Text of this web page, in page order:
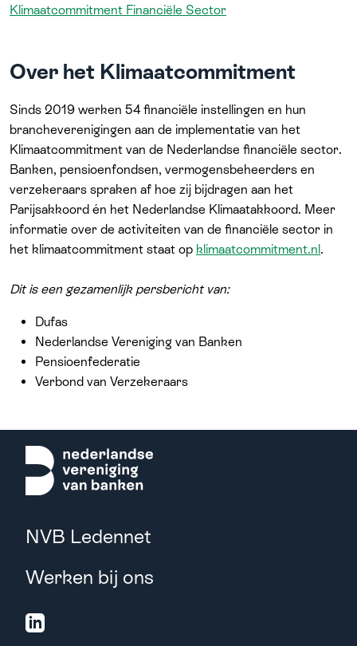
Klimaatcommitment Financiële Sector
Over het Klimaatcommitment
Sinds 2019 werken 54 financiële instellingen en hun
brancheverenigingen aan de implementatie van het
Klimaatcommitment van de Nederlandse financiële sector.
Banken, pensioenfondsen, vermogensbeheerders en
verzekeraars spraken af hoe zij bijdragen aan het
Parijsakkoord én het Nederlandse Klimaatakkoord. Meer
informatie over de activiteiten van de financiële sector in
het klimaatcommitment staat op klimaatcommitment.nl.
Dit is een gezamenlijk persbericht van:
Dufas
Nederlandse Vereniging van Banken
Pensioenfederatie
Verbond van Verzekeraars
NVB Ledennet
Werken bij ons